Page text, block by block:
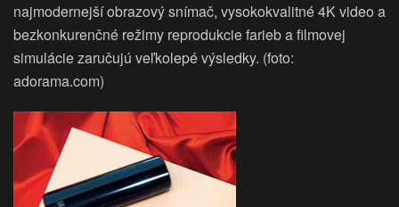
najmodernejší obrazový snímač, vysokokvalitné 4K video a
bezkonkurenčné režimy reprodukcie farieb a filmovej
simulácie zaručujú veľkolepé výsledky. (foto:
adorama.com)